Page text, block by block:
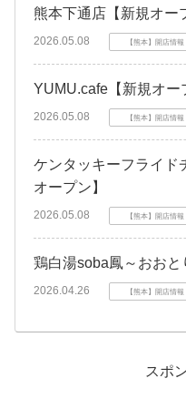
熊本下通店【新規オー
2026.05.08 【熊本】開店情報
YUMU.cafe【新規オー
2026.05.08 【熊本】開店情報
ケンタッキーフライド
オープン】
2026.05.08 【熊本】開店情報
鶏白湯soba鳳～おおと
2026.04.26 【熊本】開店情報
スポ